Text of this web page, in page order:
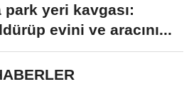
yeri kavgası:
evini ve aracını...